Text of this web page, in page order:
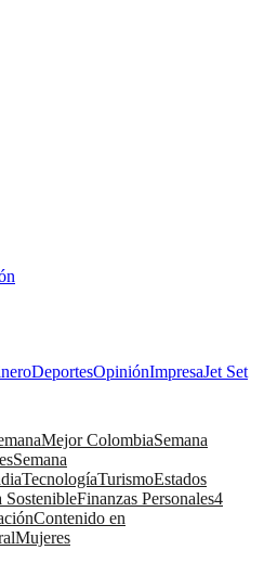
DeportesOpiniónImpresaJet Set
Mejor ColombiaSemana
Semana
TecnologíaTurismoEstados
SostenibleFinanzas Personales4
Contenido en
Mujeres